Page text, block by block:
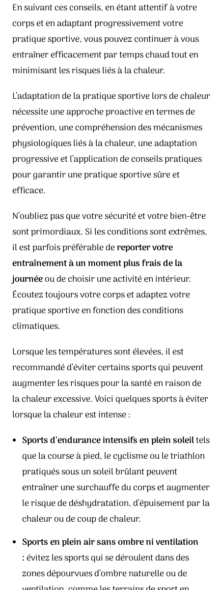
En suivant ces conseils, en étant attentif à votre
corps et en adaptant progressivement votre
pratique sportive, vous pouvez continuer à vous
entraîner efficacement par temps chaud tout en
minimisant les risques liés à la chaleur.
L’adaptation de la pratique sportive lors de chaleur
nécessite une approche proactive en termes de
prévention, une compréhension des mécanismes
physiologiques liés à la chaleur, une adaptation
progressive et l’application de conseils pratiques
pour garantir une pratique sportive sûre et
efficace.
N’oubliez pas que votre sécurité et votre bien-être
sont primordiaux. Si les conditions sont extrêmes,
il est parfois préférable dereporter votre
entraînement à un moment plus frais de la
journéeou de choisir une activité en intérieur.
Écoutez toujours votre corps et adaptez votre
pratique sportive en fonction des conditions
climatiques.
Lorsque les températures sont élevées, il est
recommandé d’éviter certains sports qui peuvent
augmenter les risques pour la santé en raison de
la chaleur excessive. Voici quelques sports à éviter
lorsque la chaleur est intense :
Sports d’endurance intensifs en plein soleiltels
que la course à pied, le cyclisme ou le triathlon
pratiqués sous un soleil brûlant peuvent
entraîner une surchauffe du corps et augmenter
le risque de déshydratation, d’épuisement par la
chaleur ou de coup de chaleur.
Sports en plein air sans ombre ni ventilation
:évitez les sports qui se déroulent dans des
zones dépourvues d’ombre naturelle ou de